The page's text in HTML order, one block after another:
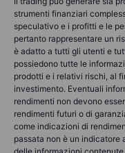
strumenti finanziari
speculativo e i profitti e le
pertanto rappresentare un
è adatto a tutti gli utenti e
possiedono tutte le
prodotti e i relativi rischi, al
investimento. Eventuali
rendimenti non devono
rendimenti futuri o di
come indicazioni di
passata non è un